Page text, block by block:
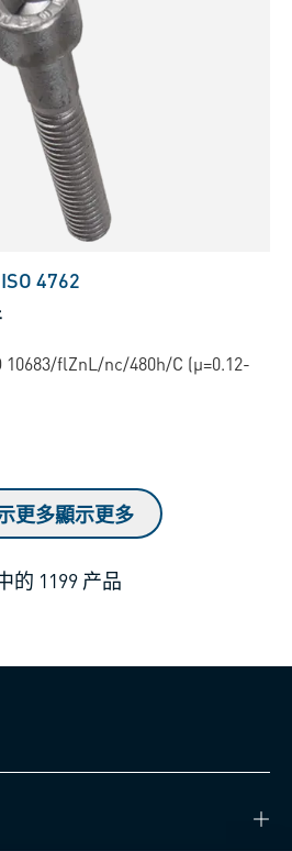
ISO 4762
flZnL/nc/480h/C (µ=0.12-
更多顯示更多
的 1199 产品